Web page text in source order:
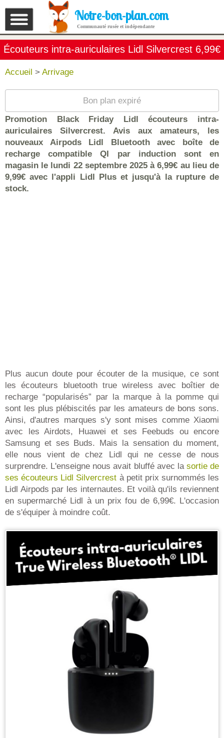
Notre-bon-plan.com
Communauté rusée et indépendante
Écouteurs intra-auriculaires Lidl Silvercrest 6,99€
Accueil > Arrivage
Bon plan expiré
Promotion Black Friday Lidl écouteurs intra-
auriculaires Silvercrest. Avis aux amateurs, les
nouveaux Airpods Lidl Bluetooth avec boîte de
recharge compatible QI par induction sont en
magasin le lundi 22 septembre 2025 à 6,99€ au lieu de
9,99€ avec l'appli Lidl Plus et jusqu'à la rupture de
stock.
Plus aucun doute pour écouter de la musique, ce sont
les écouteurs bluetooth true wireless avec boîtier de
recharge “popularisés” par la marque à la pomme qui
sont les plus plébiscités par les amateurs de bons sons.
Ainsi, d'autres marques s'y sont mises comme Xiaomi
avec les Airdots, Huawei et ses Feebuds ou encore
Samsung et ses Buds. Mais la sensation du moment,
elle nous vient de chez Lidl qui ne cesse de nous
surprendre. L'enseigne nous avait bluffé avec la sortie de
ses écouteurs Lidl Silvercrest à petit prix surnommés les
Lidl Airpods par les internautes. Et voilà qu'ils reviennent
en supermarché Lidl à un prix fou de 6,99€. L'occasion
de s'équiper à moindre coût.